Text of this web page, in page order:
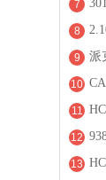
7
8
9 派
10
11
12
13